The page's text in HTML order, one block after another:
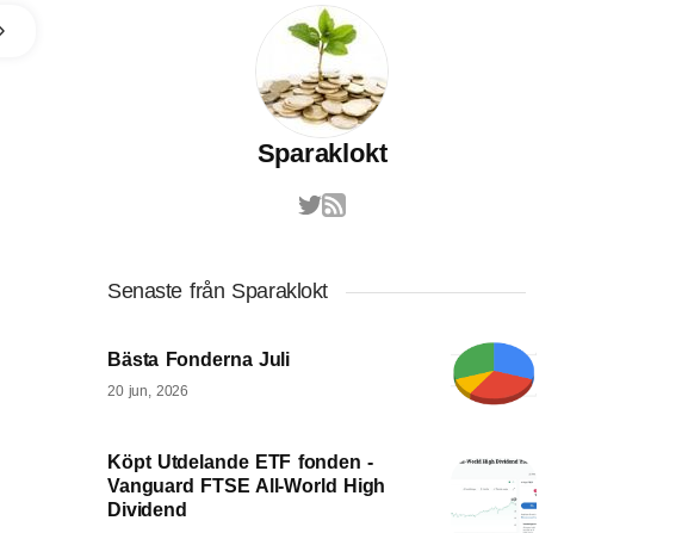
Sparaklokt
Senaste från Sparaklokt
Bästa Fonderna Juli
20 jun, 2026
Köpt Utdelande ETF fonden -
Vanguard FTSE All-World High
Dividend